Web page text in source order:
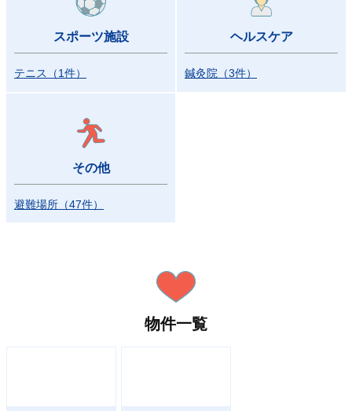
スポーツ施設
テニス （1件）
ヘルスケア
鍼灸院 （3件）
その他
避難場所 （47件）
物件一覧